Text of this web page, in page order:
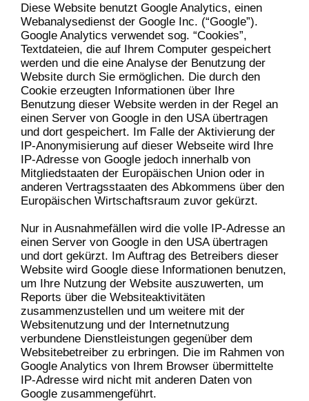
Diese Website benutzt Google Analytics, einen
Webanalysedienst der Google Inc. (“Google”).
Google Analytics verwendet sog. “Cookies”,
Textdateien, die auf Ihrem Computer gespeichert
werden und die eine Analyse der Benutzung der
Website durch Sie ermöglichen. Die durch den
Cookie erzeugten Informationen über Ihre
Benutzung dieser Website werden in der Regel an
einen Server von Google in den USA übertragen
und dort gespeichert. Im Falle der Aktivierung der
IP-Anonymisierung auf dieser Webseite wird Ihre
IP-Adresse von Google jedoch innerhalb von
Mitgliedstaaten der Europäischen Union oder in
anderen Vertragsstaaten des Abkommens über den
Europäischen Wirtschaftsraum zuvor gekürzt.
Nur in Ausnahmefällen wird die volle IP-Adresse an
einen Server von Google in den USA übertragen
und dort gekürzt. Im Auftrag des Betreibers dieser
Website wird Google diese Informationen benutzen,
um Ihre Nutzung der Website auszuwerten, um
Reports über die Websiteaktivitäten
zusammenzustellen und um weitere mit der
Websitenutzung und der Internetnutzung
verbundene Dienstleistungen gegenüber dem
Websitebetreiber zu erbringen. Die im Rahmen von
Google Analytics von Ihrem Browser übermittelte
IP-Adresse wird nicht mit anderen Daten von
Google zusammengeführt.